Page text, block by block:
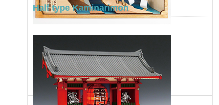
Half type Kaminarimon